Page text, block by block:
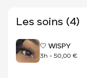
Les soins (4)
🤍 WISPY
3h - 50,00 €